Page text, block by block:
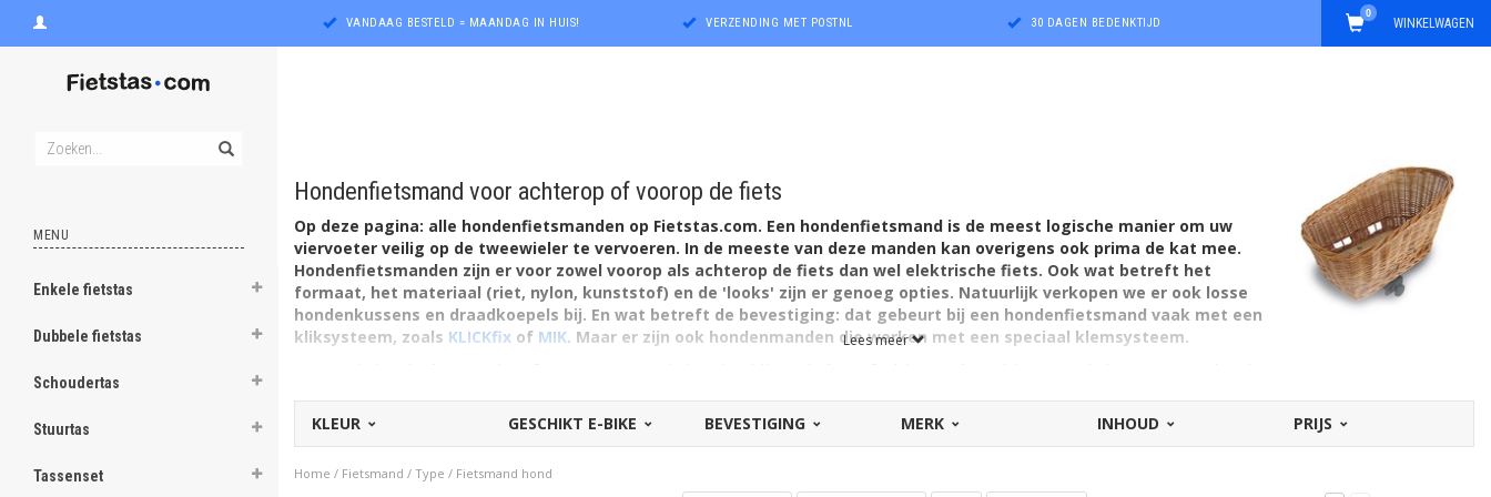
VANDAAG BESTELD = MAANDAG IN HUIS! VERZENDING MET POSTNL 30 DAGEN BEDENKTIJD WINKELWAGEN
0
MENU
Enkele fietstas
Dubbele fietstas
Schoudertas
Stuurtas
Tassenset
Hondenfietsmand voor achterop of voorop de fiets
Op deze pagina: alle hondenfietsmanden op Fietstas.com. Een hondenfietsmand is de meest logische manier om uw
viervoeter veilig op de tweewieler te vervoeren. In de meeste van deze manden kan overigens ook prima de kat mee.
Hondenfietsmanden zijn er voor zowel voorop als achterop de fiets dan wel elektrische fiets. Ook wat betreft het
formaat, het materiaal (riet, nylon, kunststof) en de 'looks' zijn er genoeg opties. Natuurlijk verkopen we er ook losse
hondenkussens en draadkoepels bij. En wat betreft de bevestiging: dat gebeurt bij een hondenfietsmand vaak met een
kliksysteem, zoals KLICKfix of MIK. Maar er zijn ook hondenmanden die werken met een speciaal klemsysteem.
op pad, samen gezond in de frisse lucht, veilig op de fiets!
Kleine honden, grote honden...
Kleine honden, piepkleine honden, grotere honden: er is - tot op zekere hoogte - altijd een hondenfietsmand op maat. Zo zijn er
varianten voor dieren met een gewicht tot bijvoorbeeld 7 kilo, 10 kilo, 15 kilo of 20 kilo. De maximale draagcapaciteit is zeker bij een
Lees meer
KLEUR GESCHIKT E-BIKE BEVESTIGING MERK INHOUD PRIJS
Home / Fietsmand / Type / Fietsmand hond